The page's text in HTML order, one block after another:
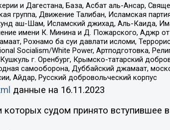
и Дагестана, База, Асбат аль-Ансар,
группа, Движение Талибан, Исламская
аш-Шам, Исламский джихад, Аль-Каида,
имени К. Минина и Д. Пожарского, Аджр от
Рохнамо ба суи давлати исломи,
Socialism/White Power, Артподготовка,
г. Оренбург, Крымско-татарский
самооборона, Дуббайский джамаат,
Айдар, Русский добровольческий корпус
данные на 16.11.2023
судом принято вступившее